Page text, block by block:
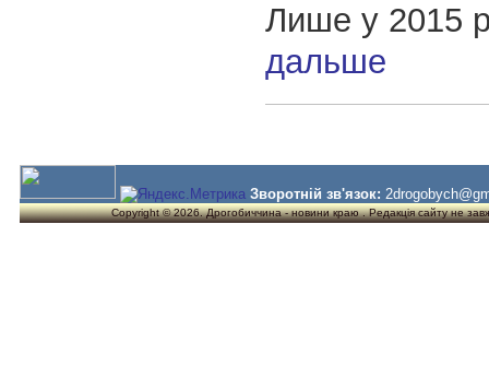
Лише у 2015
дальше
Зворотній зв'язок:
Copyright © 2026. Дрогобиччина - новини краю . Редакція сайту не